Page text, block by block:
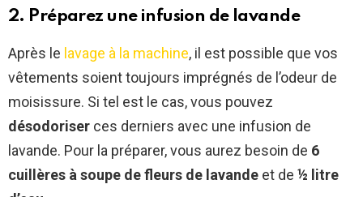
2. Préparez une infusion de lavande
Après le lavage à la machine, il est possible que vos
vêtements soient toujours imprégnés de l’odeur de
moisissure. Si tel est le cas, vous pouvez
désodoriser ces derniers avec une infusion de
lavande. Pour la préparer, vous aurez besoin de 6
cuillères à soupe de fleurs de lavande et de ½ litre